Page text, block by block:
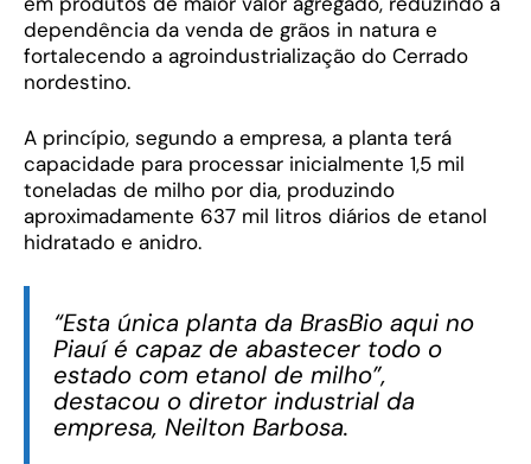
dependência da venda de grãos in natura e
fortalecendo a agroindustrialização do Cerrado
nordestino.
A princípio, segundo a empresa, a planta terá
capacidade para processar inicialmente 1,5 mil
toneladas de milho por dia, produzindo
aproximadamente 637 mil litros diários de etanol
hidratado e anidro.
“Esta única planta da BrasBio aqui no
Piauí é capaz de abastecer todo o
estado com etanol de milho”,
destacou o diretor industrial da
empresa, Neilton Barbosa.